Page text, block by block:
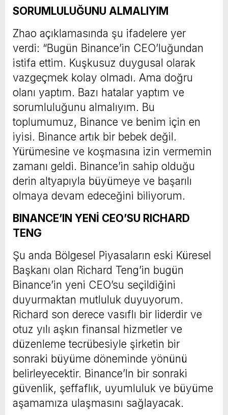
SORUMLULUĞUNU ALMALIYIM
Zhao açıklamasında şu ifadelere yer
verdi: “Bugün Binance’in CEO’luğundan
istifa ettim. Kuşkusuz duygusal olarak
vazgeçmek kolay olmadı. Ama doğru
olanı yaptım. Bazı hatalar yaptım ve
sorumluluğunu almalıyım. Bu
toplumumuz, Binance ve benim için en
iyisi. Binance artık bir bebek değil.
Yürümesine ve koşmasına izin vermemin
zamanı geldi. Binance’in sahip olduğu
derin altyapıyla büyümeye ve başarılı
olmaya devam edeceğini biliyorum.
BINANCE’IN YENİ CEO’SU RICHARD
TENG
Şu anda Bölgesel Piyasaların eski Küresel
Başkanı olan Richard Teng’in bugün
Binance’in yeni CEO’su seçildiğini
duyurmaktan mutluluk duyuyorum.
Richard son derece vasıflı bir liderdir ve
otuz yılı aşkın finansal hizmetler ve
düzenleme tecrübesiyle şirketin bir
sonraki büyüme döneminde yönünü
belirleyecektir. Binance’In bir sonraki
güvenlik, şeffaflık, uyumluluk ve büyüme
aşamamıza ulaşmasını sağlayacak.